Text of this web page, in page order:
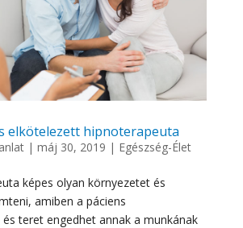
elkötelezett hipnoterapeuta
| máj 30, 2019 | Egészség-Élet
képes olyan környezetet és
amiben a páciens
teret engedhet annak a munkának